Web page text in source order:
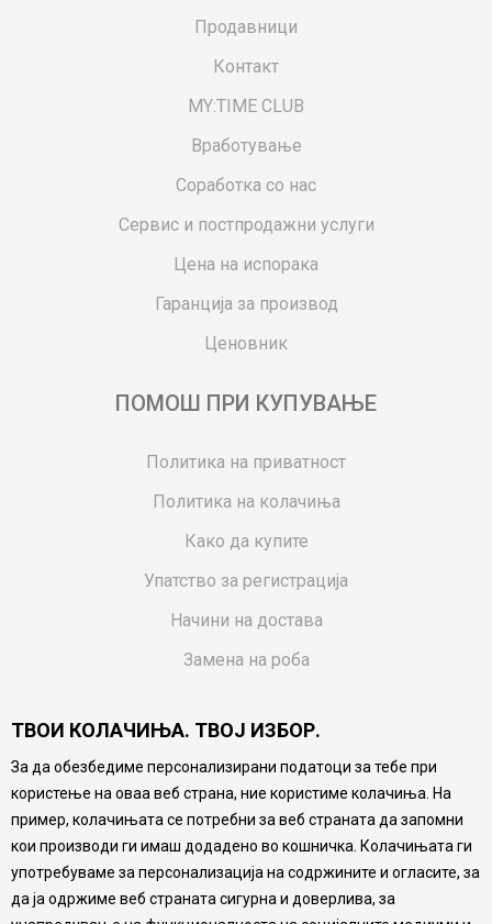
Продавници
Контакт
MY:TIME CLUB
Вработување
Соработка со нас
Сервис и постпродажни услуги
Цена на испорака
Гаранција за производ
Ценовник
ПОМОШ ПРИ КУПУВАЊЕ
Политика на приватност
Политика на колачиња
Како да купите
Упатство за регистрација
Начини на достава
Замена на роба
Ваучери
Product Finder
FAQs
Настојуваме да бидеме што попрецизни во описот на
производите, прикажување на слики и цени, но не
можеме да гарантираме дека сите информации се
ТВОИ КОЛАЧИЊА. ТВОЈ ИЗБОР.
За да обезбедиме персонализирани податоци за тебе при
користење на оваа веб страна, ние користиме колачиња. На
пример, колачињата се потребни за веб страната да запомни
кои производи ги имаш додадено во кошничка. Колачињата ги
употребуваме за персонализација на содржините и огласите, за
да ја одржиме веб страната сигурна и доверлива, за